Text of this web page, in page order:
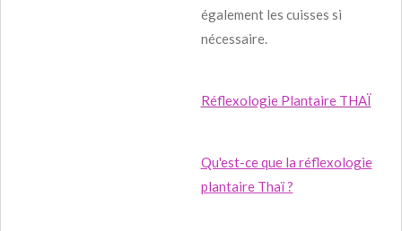
également les cuisses si
nécessaire.
Réflexologie Plantaire THAÏ
Qu'est-ce que la réflexologie
plantaire Thaï ?